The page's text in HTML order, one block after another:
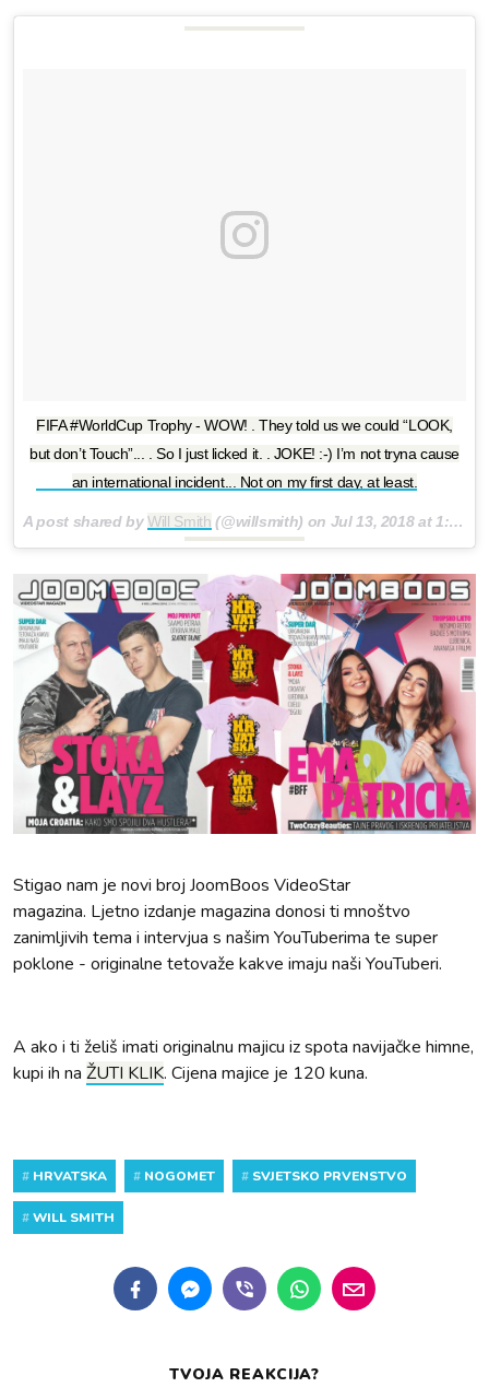
FIFA #WorldCup Trophy - WOW! . They told us we could “LOOK,
but don’t Touch”... . So I just licked it. . JOKE! :-) I’m not tryna cause
an international incident... Not on my first day, at least.
A post shared byWill Smith (@willsmith) on Jul 13, 2018 at 1:57pm PDT
Stigao nam je novi broj JoomBoos VideoStar
magazina. Ljetno izdanje magazina donosi ti mnoštvo
zanimljivih tema i intervjua s našim YouTuberima te super
poklone - originalne tetovaže kakve imaju naši YouTuberi.
A ako i ti želiš imati originalnu majicu iz spota navijačke himne,
kupi ih na ŽUTI KLIK. Cijena majice je 120 kuna.
# HRVATSKA # NOGOMET # SVJETSKO PRVENSTVO
#WILL SMITH
TVOJA REAKCIJA?